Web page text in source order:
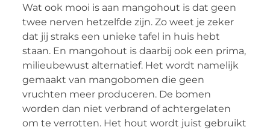
Wat ook mooi is aan mangohout is dat geen
twee nerven hetzelfde zijn. Zo weet je zeker
dat jij straks een unieke tafel in huis hebt
staan. En mangohout is daarbij ook een prima,
milieubewust alternatief. Het wordt namelijk
gemaakt van mangobomen die geen
vruchten meer produceren. De bomen
worden dan niet verbrand of achtergelaten
om te verrotten. Het hout wordt juist gebruikt